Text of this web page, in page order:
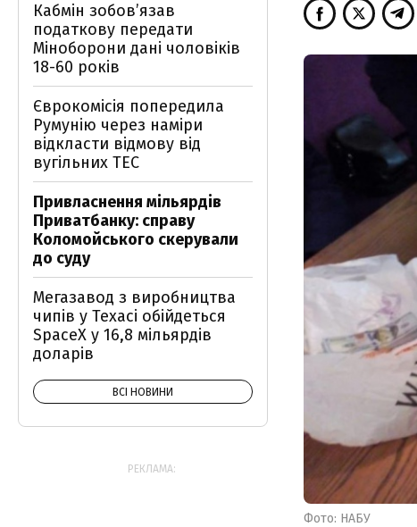
Фото: НАБУ
Кабмін зобовʼязав
податкову передати
Міноборони дані чоловіків
18-60 років
Єврокомісія попередила
Румунію через наміри
відкласти відмову від
вугільних ТЕС
Привласнення мільярдів
Приватбанку: справу
Коломойського скерували
до суду
Мегазавод з виробництва
чипів у Техасі обійдеться
SpaceX у 16,8 мільярдів
доларів
ВСІ НОВИНИ
РЕКЛАМА: